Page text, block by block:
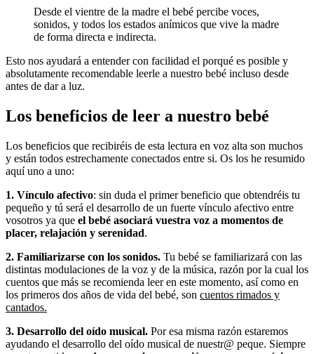
Desde el vientre de la madre el bebé percibe voces,
sonidos, y todos los estados anímicos que vive la madre
de forma directa e indirecta.
Esto nos ayudará a entender con facilidad el porqué es posible y
absolutamente recomendable leerle a nuestro bebé incluso desde
antes de dar a luz.
Los beneficios de leer a nuestro bebé
Los beneficios que recibiréis de esta lectura en voz alta son muchos
y están todos estrechamente conectados entre si. Os los he resumido
aquí uno a uno:
1. Vínculo afectivo: sin duda el primer beneficio que obtendréis tu
pequeño y tú será el desarrollo de un fuerte vínculo afectivo entre
vosotros ya que el bebé asociará vuestra voz a momentos de
placer, relajación y serenidad.
2. Familiarizarse con los sonidos. Tu bebé se familiarizará con las
distintas modulaciones de la voz y de la música, razón por la cual los
cuentos que más se recomienda leer en este momento, así como en
los primeros dos años de vida del bebé, son cuentos rimados y
cantados.
3. Desarrollo del oído musical. Por esa misma razón estaremos
ayudando el desarrollo del oído musical de nuestr@ peque. Siempre